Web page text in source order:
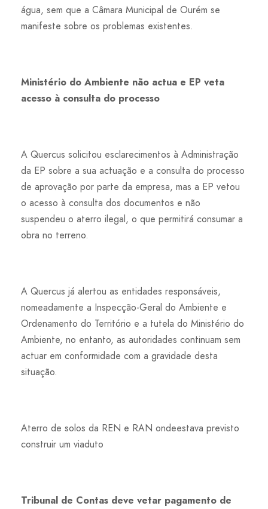
água, sem que a Câmara Municipal de Ourém se
manifeste sobre os problemas existentes.
Ministério do Ambiente não actua e EP veta
acesso à consulta do processo
A Quercus solicitou esclarecimentos à Administração
da EP sobre a sua actuação e a consulta do processo
de aprovação por parte da empresa, mas a EP vetou
o acesso à consulta dos documentos e não
suspendeu o aterro ilegal, o que permitirá consumar a
obra no terreno.
A Quercus já alertou as entidades responsáveis,
nomeadamente a Inspecção-Geral do Ambiente e
Ordenamento do Território e a tutela do Ministério do
Ambiente, no entanto, as autoridades continuam sem
actuar em conformidade com a gravidade desta
situação.
Aterro de solos da REN e RAN ondeestava previsto
construir um viaduto
Tribunal de Contas deve vetar pagamento de